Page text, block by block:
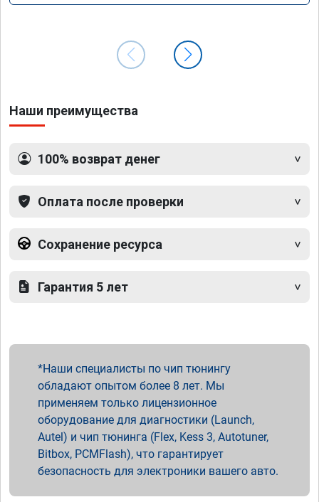
Наши преимущества
100% возврат денег
Оплата после проверки
Сохранение ресурса
Гарантия 5 лет
Наши специалисты по чип тюнингу
обладают опытом более 8 лет. Мы
применяем только лицензионное
оборудование для диагностики (Launch,
Autel) и чип тюнинга (Flex, Kess 3, Autotuner,
Bitbox, PCMFlash), что гарантирует
безопасность для электроники вашего авто.